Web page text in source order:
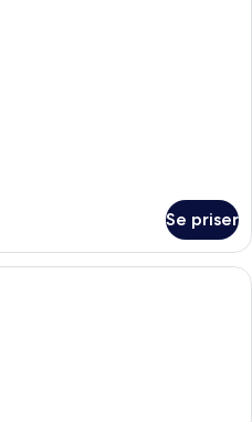
Se priser
Ett sovrum med en säng, en stol,